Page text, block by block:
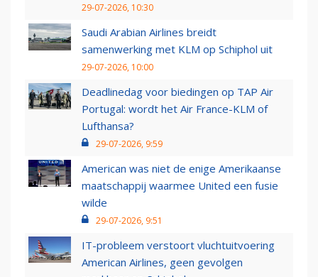
29-07-2026, 10:30
Saudi Arabian Airlines breidt
samenwerking met KLM op Schiphol uit
29-07-2026, 10:00
Deadlinedag voor biedingen op TAP Air
Portugal: wordt het Air France-KLM of
Lufthansa?
29-07-2026, 9:59
American was niet de enige Amerikaanse
maatschappij waarmee United een fusie
wilde
29-07-2026, 9:51
IT-probleem verstoort vluchtuitvoering
American Airlines, geen gevolgen